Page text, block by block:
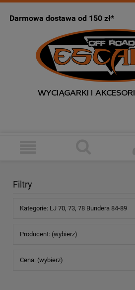
Darmowa dostawa od 150 zł*
Filtry
Kategorie: LJ 70, 73, 78 Bundera 84-89
Producent: (wybierz)
Cena: (wybierz)